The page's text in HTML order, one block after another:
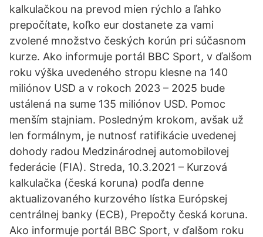
kalkulačkou na prevod mien rýchlo a ľahko
prepočítate, koľko eur dostanete za vami
zvolené množstvo českých korún pri súčasnom
kurze. Ako informuje portál BBC Sport, v ďalšom
roku výška uvedeného stropu klesne na 140
miliónov USD a v rokoch 2023 – 2025 bude
ustálená na sume 135 miliónov USD. Pomoc
menším stajniam. Posledným krokom, avšak už
len formálnym, je nutnosť ratifikácie uvedenej
dohody radou Medzinárodnej automobilovej
federácie (FIA). Streda, 10.3.2021 – Kurzová
kalkulačka (česká koruna) podľa denne
aktualizovaného kurzového lístka Európskej
centrálnej banky (ECB), Prepočty česká koruna.
Ako informuje portál BBC Sport, v ďalšom roku